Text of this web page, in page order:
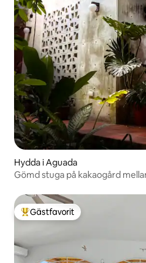
Hydda i Aguada
Gömd stuga på kakaogård
Populär gästfavorit
Gästfavorit